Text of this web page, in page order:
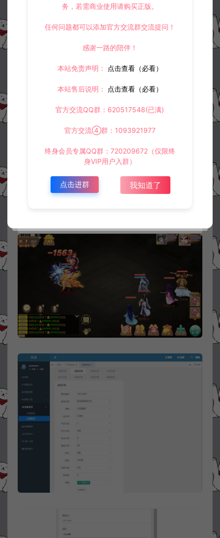
务，若需商业使用请购买正版。
任何问题都可以添加官方交流群交流提问！
感谢一路的陪伴！
本站免责声明： 点击查看（必看）
本站售后说明： 点击查看（必看）
官方交流QQ群：620517548(已满)
官方交流④群：1093921977
终身会员专属QQ群：720209672（仅限终
身VIP用户入群）
点击进群 我知道了